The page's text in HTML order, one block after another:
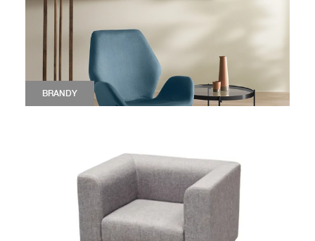
BRANDY